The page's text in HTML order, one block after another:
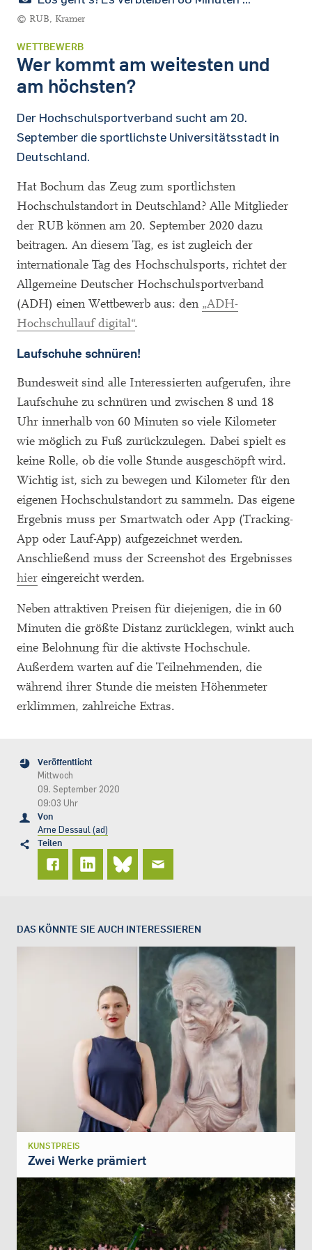
© RUB, Kramer
WETTBEWERB
Wer kommt am weitesten und
am höchsten?
Der Hochschulsportverband sucht am 20.
September die sportlichste Universitätsstadt in
Deutschland.
Hat Bochum das Zeug zum sportlichsten
Hochschulstandort in Deutschland? Alle Mitglieder
der RUB können am 20. September 2020 dazu
beitragen. An diesem Tag, es ist zugleich der
internationale Tag des Hochschulsports, richtet der
Allgemeine Deutscher Hochschulsportverband
(ADH) einen Wettbewerb aus: den „ADH-
Hochschullauf digital“.
Laufschuhe schnüren!
Bundesweit sind alle Interessierten aufgerufen, ihre
Laufschuhe zu schnüren und zwischen 8 und 18
Uhr innerhalb von 60 Minuten so viele Kilometer
wie möglich zu Fuß zurückzulegen. Dabei spielt es
keine Rolle, ob die volle Stunde ausgeschöpft wird.
Wichtig ist, sich zu bewegen und Kilometer für den
eigenen Hochschulstandort zu sammeln. Das eigene
Ergebnis muss per Smartwatch oder App (Tracking-
App oder Lauf-App) aufgezeichnet werden.
Anschließend muss der Screenshot des Ergebnisses
hier eingereicht werden.
Neben attraktiven Preisen für diejenigen, die in 60
Minuten die größte Distanz zurücklegen, winkt auch
eine Belohnung für die aktivste Hochschule.
Außerdem warten auf die Teilnehmenden, die
während ihrer Stunde die meisten Höhenmeter
erklimmen, zahlreiche Extras.
Veröffentlicht
Mittwoch
09. September 2020
09:03 Uhr
Von
Arne Dessaul (ad)
Teilen
DAS KÖNNTE SIE AUCH INTERESSIEREN
KUNSTPREIS
Zwei Werke prämiert